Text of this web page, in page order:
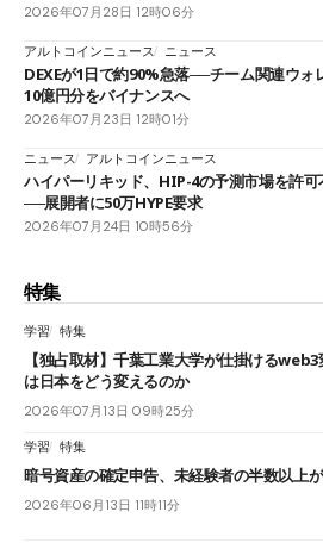
2026年07月28日 12時06分
アルトコインニュース ニュース
DEXEが1日で約90%急落──チーム関連ウォ
10億円分をバイナンスへ
2026年07月23日 12時01分
ニュース アルトコインニュース
ハイパーリキッド、HIP-4の予測市場を許可
──展開者に50万HYPE要求
2026年07月24日 10時56分
特集
学習 特集
【独占取材】千葉工業大学が仕掛ける
は日本をどう変えるのか
2026年07月13日 09時25分
学習 特集
暗号資産の確定申告、未経験者の半数以上
2026年06月13日 11時11分